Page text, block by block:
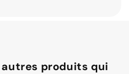
autres produits qui